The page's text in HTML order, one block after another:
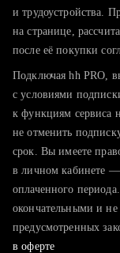
тратите
хотите
и трудоустройства.
на странице,
после её покупки
Подключая hh PRO,
с условиями
к функциям сервиса
не отменить
срок. Вы имеете
в личном кабинете —
оплаченного
окончательными и не
предусмотренных
в оферте